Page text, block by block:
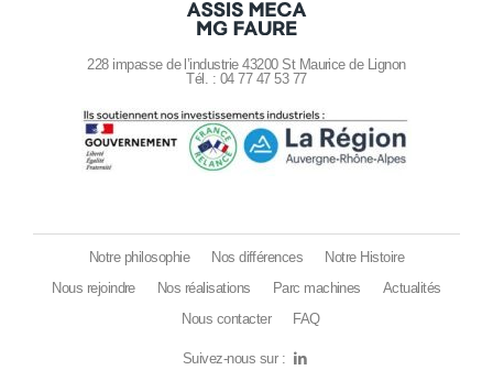
228 impasse de l’industrie 43200 St Maurice de Lignon
Tél. : 04 77 47 53 77
Notre philosophie Nos différences
Notre Histoire
Nous rejoindre
Nos réalisations Parc machines
Actualités
Nous contacter
FAQ
Suivez-nous sur :